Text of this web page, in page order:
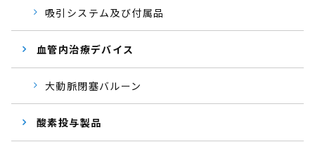
吸引システム及び付属品
血管内治療デバイス
大動脈閉塞バルーン
酸素投与製品